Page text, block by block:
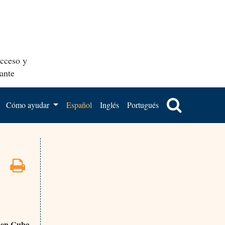
y
Cómo ayudar Español Inglés Portugués